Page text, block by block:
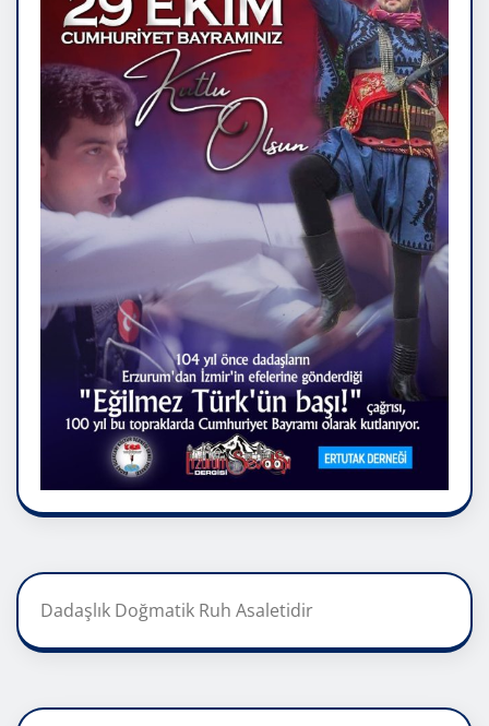
Dadaşlık Doğmatik Ruh Asaletidir